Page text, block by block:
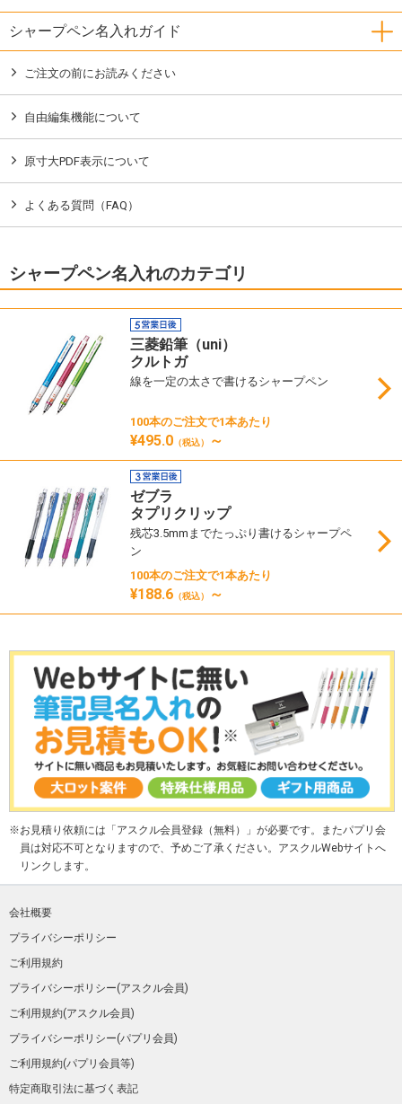
シャープペン名入れガイド
ご注文の前にお読みください
自由編集機能について
原寸大PDF表示について
よくある質問（FAQ）
シャープペン名入れのカテゴリ
三菱鉛筆（uni）
クルトガ
線を一定の太さで書けるシャープペン
100本のご注文で1本あたり
¥495.0 （税込） ～
ゼブラ
タプリクリップ
残芯3.5mmまでたっぷり書けるシャープペ
ン
100本のご注文で1本あたり
¥188.6 （税込） ～
お見積り依頼には「アスクル会員登録（無料）」が必要です。またパプリ会
員は対応不可となりますので、予めご了承ください。アスクルWebサイトへ
リンクします。
会社概要
プライバシーポリシー
ご利用規約
プライバシーポリシー(アスクル会員)
ご利用規約(アスクル会員)
プライバシーポリシー(パプリ会員)
ご利用規約(パプリ会員等)
特定商取引法に基づく表記